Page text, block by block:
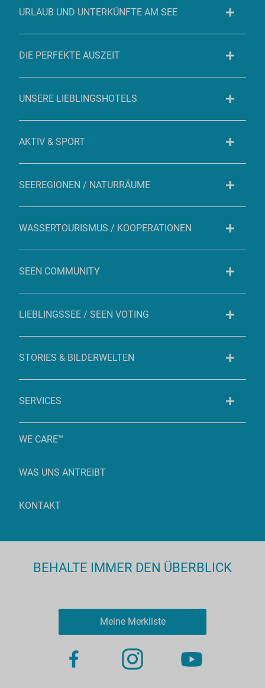
URLAUB UND UNTERKÜNFTE AM SEE
DIE PERFEKTE AUSZEIT
UNSERE LIEBLINGSHOTELS
AKTIV & SPORT
SEEREGIONEN / NATURRÄUME
WASSERTOURISMUS / KOOPERATIONEN
SEEN COMMUNITY
LIEBLINGSSEE / SEEN VOTING
STORIES & BILDERWELTEN
SERVICES
WE CARE™
WAS UNS ANTREIBT
KONTAKT
BEHALTE IMMER DEN ÜBERBLICK
Meine Merkliste